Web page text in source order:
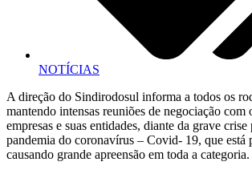
NOTÍCIAS
A direção do Sindirodosul informa a todos os
mantendo intensas reuniões de negociação com
empresas e suas entidades, diante da grave
pandemia do coronavírus – Covid- 19, que está
causando grande apreensão em toda a categoria.